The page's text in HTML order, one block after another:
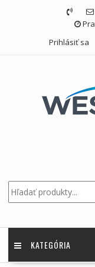
Prihlásiť sa
KATEGÓRIA